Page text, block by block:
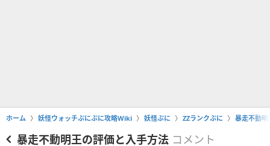
ホーム 妖怪ウォッチぷにぷに攻略Wiki 妖怪ぷに ZZランクぷに 暴走不動
暴走不動明王の評価と入手方法 コメント